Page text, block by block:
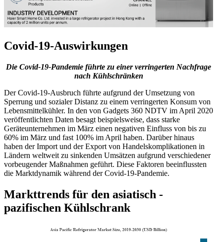
Covid-19-Auswirkungen
Die Covid-19-Pandemie führte zu einer verringerten Nachfrage
nach Kühlschränken
Der Covid-19-Ausbruch führte aufgrund der Umsetzung von
Sperrung und sozialer Distanz zu einem verringerten Konsum von
Lebensmittelkühler. In den von Gadgets 360 NDTV im April 2020
veröffentlichten Daten besagt beispielsweise, dass starke
Geräteunternehmen im März einen negativen Einfluss von bis zu
60% im März und fast 100% im April haben. Darüber hinaus
haben der Import und der Export von Handelskomplikationen in
Ländern weltweit zu sinkenden Umsätzen aufgrund verschiedener
vorbeugender Maßnahmen geführt. Diese Faktoren beeinflussten
die Marktdynamik während der Covid-19-Pandemie.
Markttrends für den asiatisch -
pazifischen Kühlschrank